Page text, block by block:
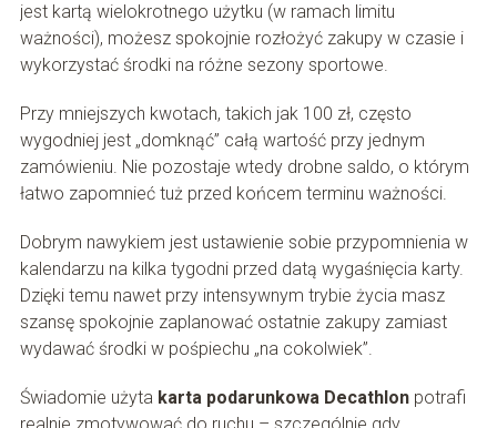
jest kartą wielokrotnego użytku (w ramach limitu
ważności), możesz spokojnie rozłożyć zakupy w czasie i
wykorzystać środki na różne sezony sportowe.
Przy mniejszych kwotach, takich jak 100 zł, często
wygodniej jest „domknąć” całą wartość przy jednym
zamówieniu. Nie pozostaje wtedy drobne saldo, o którym
łatwo zapomnieć tuż przed końcem terminu ważności.
Dobrym nawykiem jest ustawienie sobie przypomnienia w
kalendarzu na kilka tygodni przed datą wygaśnięcia karty.
Dzięki temu nawet przy intensywnym trybie życia masz
szansę spokojnie zaplanować ostatnie zakupy zamiast
wydawać środki w pośpiechu „na cokolwiek”.
Świadomie użyta karta podarunkowa Decathlonpotrafi